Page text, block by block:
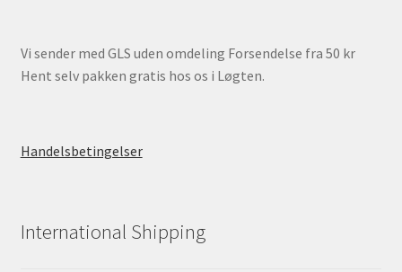
Vi sender med GLS uden omdeling Forsendelse fra 50 kr
Hent selv pakken gratis hos os i Løgten.
Handelsbetingelser
International Shipping